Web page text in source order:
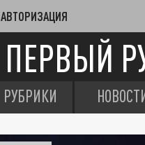
АВТОРИЗАЦИЯ
ПЕРВЫЙ
РУБРИКИ